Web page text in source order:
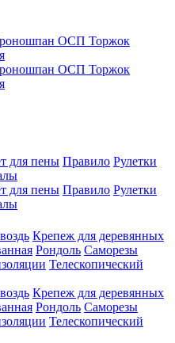
ОСП Торжок
ОСП Торжок
для пены Правило Рулетки
для пены Правило Рулетки
Крепеж для деревянных
Рондоль Саморезы
Телескопический
Крепеж для деревянных
Рондоль Саморезы
Телескопический